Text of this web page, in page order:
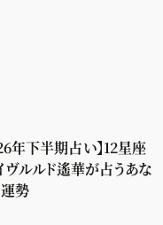
年下半期占い】12星座
ヴルルド遙華が占うあな
勢